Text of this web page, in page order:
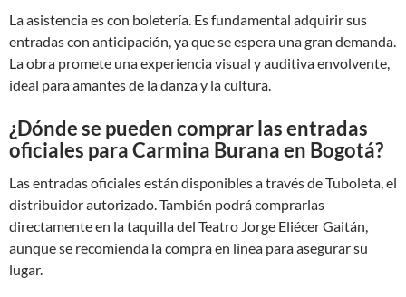
La asistencia es con boletería. Es fundamental adquirir sus
entradas con anticipación, ya que se espera una gran demanda.
La obra promete una experiencia visual y auditiva envolvente,
ideal para amantes de la danza y la cultura.
¿Dónde se pueden comprar las entradas
oficiales para Carmina Burana en Bogotá?
Las entradas oficiales están disponibles a través de Tuboleta, el
distribuidor autorizado. También podrá comprarlas
directamente en la taquilla del Teatro Jorge Eliécer Gaitán,
aunque se recomienda la compra en línea para asegurar su
lugar.